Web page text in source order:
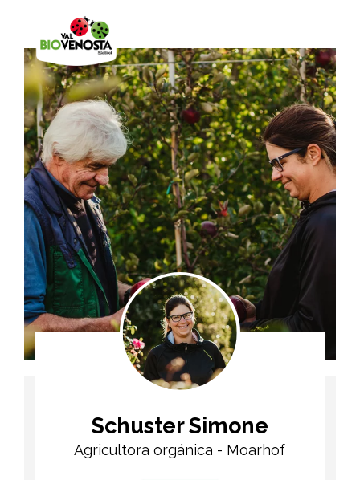
Schuster Simone
Agricultora orgánica - Moarhof